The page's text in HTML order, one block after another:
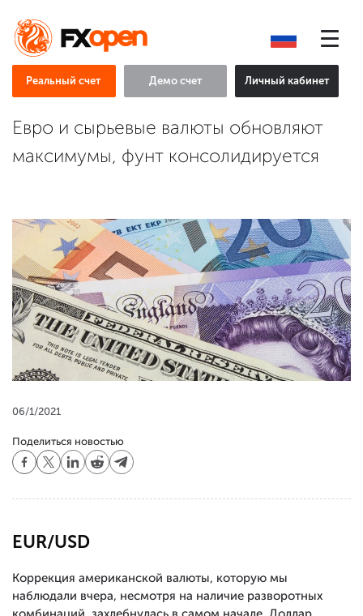
Реальный счет Демо счет Личный кабинет
Евро и сырьевые валюты обновляют
максимумы, фунт консолидируется
06/1/2021
Поделиться новостью
EUR/USD
Коррекция американской валюты, которую мы
наблюдали вчера, несмотря на наличие разворотных